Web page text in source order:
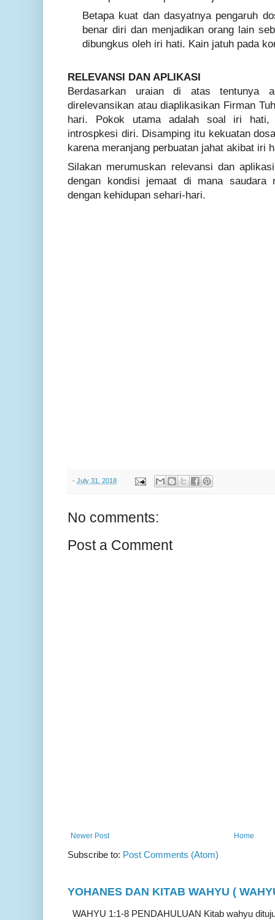
Betapa kuat dan dasyatnya pengaruh
benar diri dan menjadikan orang lain
dibungkus oleh iri hati. Kain jatuh pada
RELEVANSI DAN APLIKASI
Berdasarkan uraian di atas tentunya
direlevansikan atau diaplikasikan Firman
hari. Pokok utama adalah soal iri hati,
introspkesi diri. Disamping itu kekuatan
karena meranjang perbuatan jahat akibat iri
Silakan merumuskan relevansi dan
dengan kondisi jemaat di mana saudara
dengan kehidupan sehari-hari.
- July 31, 2018
No comments:
Post a Comment
Newer Post Home
Subscribe to: Post Comments (Atom)
YOHANES DAN KITAB WAHYU (
WAHYU 1:1-8 PENDAHULUAN Kitab wahyu